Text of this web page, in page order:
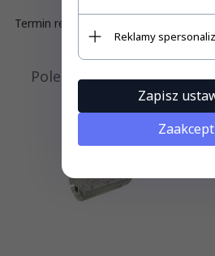
Termin realizacji: do 7 dni roboczych
Polecamy
Reklamy
Zapisz